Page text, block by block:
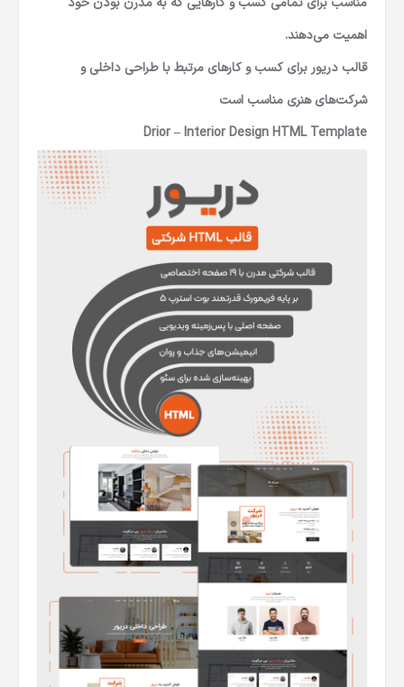
اهمیت می‌دهند.
قالب دریور برای کسب و کارهای مرتبط با طراحی داخلی و
شرکت‌های هنری مناسب است
Drior – Interior Design HTML Template